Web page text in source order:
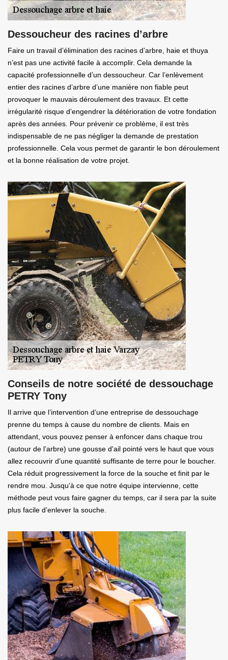
Dessoucheur des racines d’arbre
Faire un travail d’élimination des racines d’arbre, haie et thuya
n’est pas une activité facile à accomplir. Cela demande la
capacité professionnelle d’un dessoucheur. Car l’enlèvement
entier des racines d’arbre d’une manière non fiable peut
provoquer le mauvais déroulement des travaux. Et cette
irrégularité risque d’engendrer la détérioration de votre fondation
après des années. Pour prévenir ce problème, il est très
indispensable de ne pas négliger la demande de prestation
professionnelle. Cela vous permet de garantir le bon déroulement
et la bonne réalisation de votre projet.
Conseils de notre société de dessouchage
PETRY Tony
Il arrive que l’intervention d’une entreprise de dessouchage
prenne du temps à cause du nombre de clients. Mais en
attendant, vous pouvez penser à enfoncer dans chaque trou
(autour de l’arbre) une gousse d'ail pointé vers le haut que vous
allez recouvrir d’une quantité suffisante de terre pour le boucher.
Cela réduit progressivement la force de la souche et finit par le
rendre mou. Jusqu’à ce que notre équipe intervienne, cette
méthode peut vous faire gagner du temps, car il sera par la suite
plus facile d’enlever la souche.